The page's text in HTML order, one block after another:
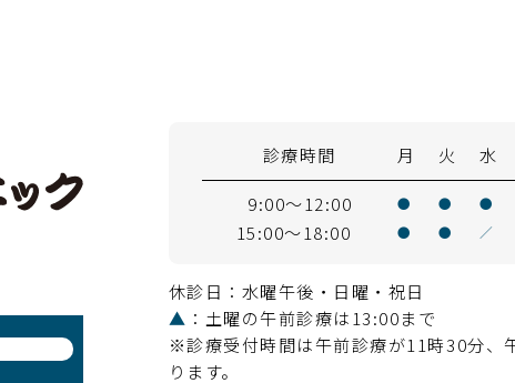
診療時間 月 火 水
9:00～12:00
● ● ●
15:00～18:00 ● ● ／
休診日：水曜午後・日曜・祝日
▲ ：土曜の午前診療は13:00まで
※診療受付時間は午前診療が11時30分、
ります。